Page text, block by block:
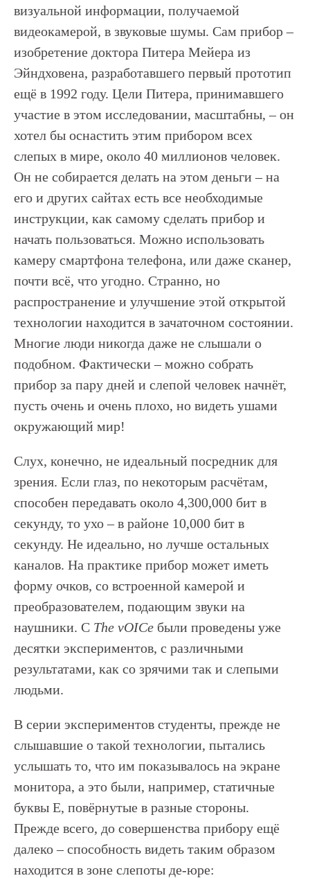
визуальной информации, получаемой
видеокамерой, в звуковые шумы. Сам прибор –
изобретение доктора Питера Мейера из
Эйндховена, разработавшего первый прототип
ещё в 1992 году. Цели Питера, принимавшего
участие в этом исследовании, масштабны, – он
хотел бы оснастить этим прибором всех
слепых в мире, около 40 миллионов человек.
Он не собирается делать на этом деньги – на
его и других сайтах есть все необходимые
инструкции, как самому сделать прибор и
начать пользоваться. Можно использовать
камеру смартфона телефона, или даже сканер,
почти всё, что угодно. Странно, но
распространение и улучшение этой открытой
технологии находится в зачаточном состоянии.
Многие люди никогда даже не слышали о
подобном. Фактически – можно собрать
прибор за пару дней и слепой человек начнёт,
пусть очень и очень плохо, но видеть ушами
окружающий мир!
Слух, конечно, не идеальный посредник для
зрения. Если глаз, по некоторым расчётам,
способен передавать около 4,300,000 бит в
секунду, то ухо – в районе 10,000 бит в
секунду. Не идеально, но лучше остальных
каналов. На практике прибор может иметь
форму очков, со встроенной камерой и
преобразователем, подающим звуки на
наушники. С The vOICe были проведены уже
десятки экспериментов, с различными
результатами, как со зрячими так и слепыми
людьми.
В серии экспериментов студенты, прежде не
слышавшие о такой технологии, пытались
услышать то, что им показывалось на экране
монитора, а это были, например, статичные
буквы Е, повёрнутые в разные стороны.
Прежде всего, до совершенства прибору ещё
далеко – способность видеть таким образом
находится в зоне слепоты де-юре: